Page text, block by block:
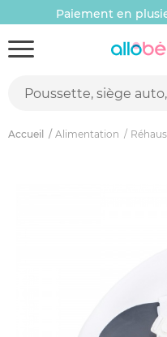
Paiement en
Accueil Alimentation